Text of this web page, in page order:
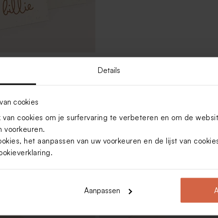
Details
cookies
cookies om je surfervaring te verbeteren en om de
voorkeuren.
het aanpassen van uw voorkeuren en de lijst van
.
Aanpassen
met naam en
Toon meer